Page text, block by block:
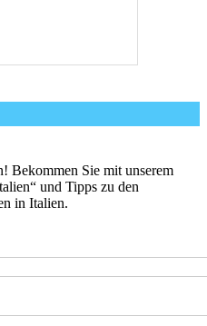
Bekommen Sie mit unserem
und Tipps zu den
in Italien.